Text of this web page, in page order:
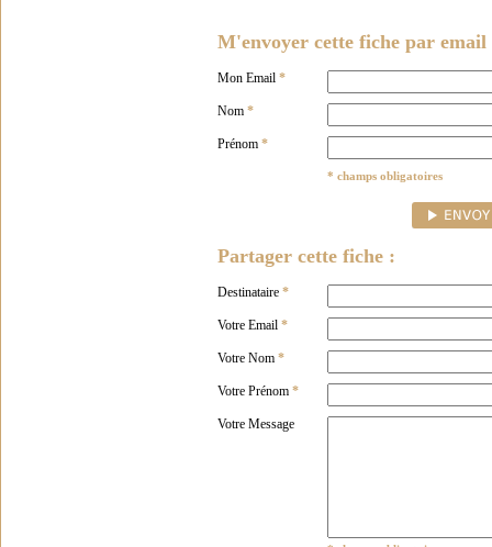
M'envoyer cette fiche par email
Mon Email *
Nom *
Prénom *
* champs obligatoires
Partager cette fiche :
Destinataire *
Votre Email *
Votre Nom *
Votre Prénom *
Votre Message